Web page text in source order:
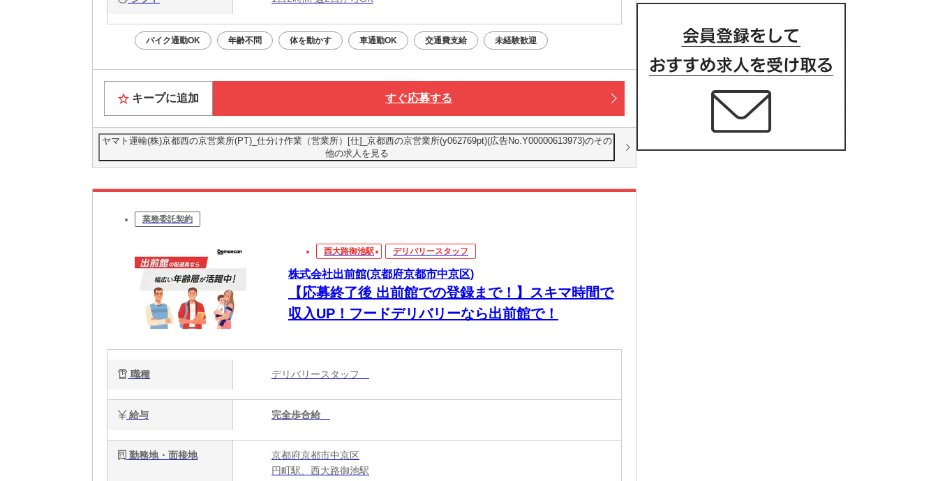
バイク通勤OK 年齢不問 体を動かす 車通勤OK 交通費支給 未経験歓迎
キープに追加 すぐ応募する
ヤマト運輸(株)京都西の京営業所(PT)_仕分け作業（営業所）[仕]_京都西の京営業所(y062769pt)(広告No.Y00000613973)のその
他の求人を見る
業務委託契約
西大路御池駅 デリバリースタッフ
株式会社出前館(京都府京都市中京区)
【応募終了後 出前館での登録まで！】スキマ時間で
収入UP！フードデリバリーなら出前館で！
職種 デリバリースタッフ
給与 完全歩合給
勤務地・面接地
京都府京都市中京区
円町駅、西大路御池駅